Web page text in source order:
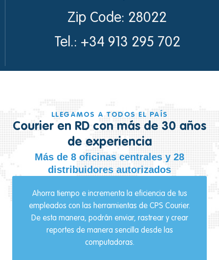
Zip Code: 28022
Tel.: +34 913 295 702
LLEGAMOS A TODOS EL PAÍS
Courier en RD con más de 30 años
de experiencia
Más de 8 oficinas centrales y 28
distribuidores autorizados
Ahorra tiempo e incrementa la eficiencia de tus
empleados con las herramientas de CPS Courier.
De esta manera, podrán enviar, rastrear y crear
reportes de manera sencilla desde las
computadoras.